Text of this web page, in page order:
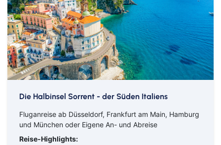
Die Halbinsel Sorrent - der Süden Italiens
Fluganreise ab Düsseldorf, Frankfurt am Main, Hamburg
und München oder Eigene An- und Abreise
Reise-Highlights: